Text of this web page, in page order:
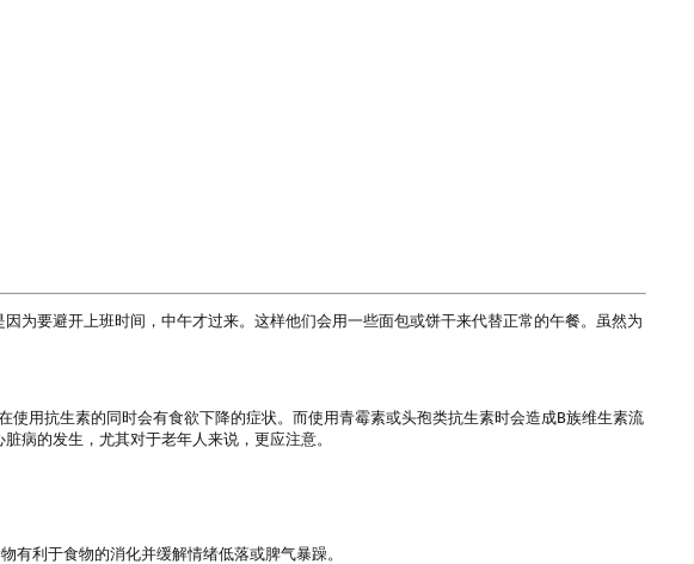
为要避开上班时间，中午才过来。这样他们会用一些面包或饼干来代替正常的午餐。虽然为
用抗生素的同时会有食欲下降的症状。而使用青霉素或头孢类抗生素时会造成B族维生素流
病的发生，尤其对于老年人来说，更应注意。
利于食物的消化并缓解情绪低落或脾气暴躁。